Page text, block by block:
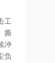
工
撕
冲
负